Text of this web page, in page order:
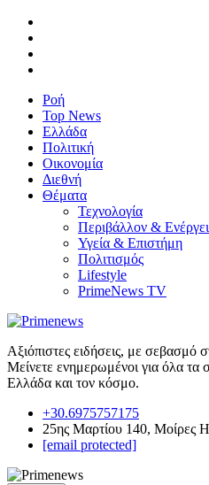
Ροή
Top News
Ελλάδα
Πολιτική
Οικονομία
Διεθνή
Θέματα
Τεχνολογία
Περιβάλλον &
Υγεία & Επιστήμη
Πολιτισμός
Lifestyle
PrimeNews TV
Αξιόπιστες ειδήσεις, με σεβασμό
Μείνετε ενημερωμένοι για όλα τα
Ελλάδα και τον κόσμο.
+30.6975757175
25ης Μαρτίου 140, Μοίρες
[email protected]